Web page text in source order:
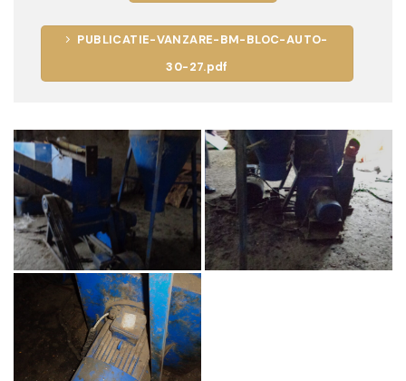
PUBLICATIE-VANZARE-BM-BLOC-AUTO-
30-27.pdf